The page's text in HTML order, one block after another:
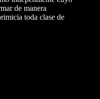
de manera
toda clase de